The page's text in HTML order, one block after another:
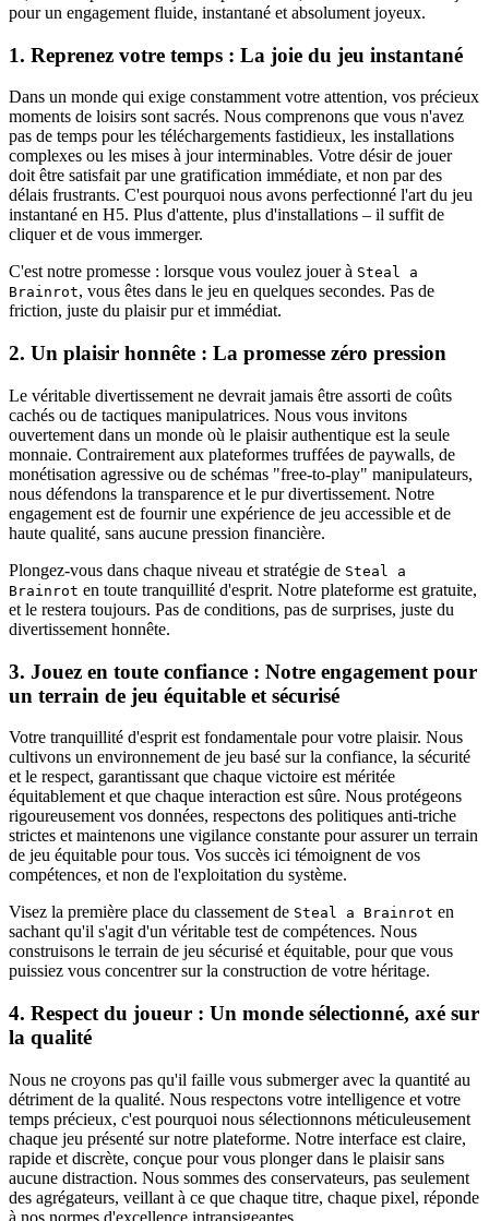
pour un engagement fluide, instantané et absolument joyeux.
1. Reprenez votre temps : La joie du jeu instantané
Dans un monde qui exige constamment votre attention, vos précieux
moments de loisirs sont sacrés. Nous comprenons que vous n'avez
pas de temps pour les téléchargements fastidieux, les installations
complexes ou les mises à jour interminables. Votre désir de jouer
doit être satisfait par une gratification immédiate, et non par des
délais frustrants. C'est pourquoi nous avons perfectionné l'art du jeu
instantané en H5. Plus d'attente, plus d'installations – il suffit de
cliquer et de vous immerger.
C'est notre promesse : lorsque vous voulez jouer à Steal a
Brainrot, vous êtes dans le jeu en quelques secondes. Pas de
friction, juste du plaisir pur et immédiat.
2. Un plaisir honnête : La promesse zéro pression
Le véritable divertissement ne devrait jamais être assorti de coûts
cachés ou de tactiques manipulatrices. Nous vous invitons
ouvertement dans un monde où le plaisir authentique est la seule
monnaie. Contrairement aux plateformes truffées de paywalls, de
monétisation agressive ou de schémas "free-to-play" manipulateurs,
nous défendons la transparence et le pur divertissement. Notre
engagement est de fournir une expérience de jeu accessible et de
haute qualité, sans aucune pression financière.
Plongez-vous dans chaque niveau et stratégie de Steal a
Brainrot en toute tranquillité d'esprit. Notre plateforme est gratuite,
et le restera toujours. Pas de conditions, pas de surprises, juste du
divertissement honnête.
3. Jouez en toute confiance : Notre engagement pour
un terrain de jeu équitable et sécurisé
Votre tranquillité d'esprit est fondamentale pour votre plaisir. Nous
cultivons un environnement de jeu basé sur la confiance, la sécurité
et le respect, garantissant que chaque victoire est méritée
équitablement et que chaque interaction est sûre. Nous protégeons
rigoureusement vos données, respectons des politiques anti-triche
strictes et maintenons une vigilance constante pour assurer un terrain
de jeu équitable pour tous. Vos succès ici témoignent de vos
compétences, et non de l'exploitation du système.
Visez la première place du classement de Steal a Brainrot en
sachant qu'il s'agit d'un véritable test de compétences. Nous
construisons le terrain de jeu sécurisé et équitable, pour que vous
puissiez vous concentrer sur la construction de votre héritage.
4. Respect du joueur : Un monde sélectionné, axé sur
la qualité
Nous ne croyons pas qu'il faille vous submerger avec la quantité au
détriment de la qualité. Nous respectons votre intelligence et votre
temps précieux, c'est pourquoi nous sélectionnons méticuleusement
chaque jeu présenté sur notre plateforme. Notre interface est claire,
rapide et discrète, conçue pour vous plonger dans le plaisir sans
aucune distraction. Nous sommes des conservateurs, pas seulement
des agrégateurs, veillant à ce que chaque titre, chaque pixel, réponde
à nos normes d'excellence intransigeantes.